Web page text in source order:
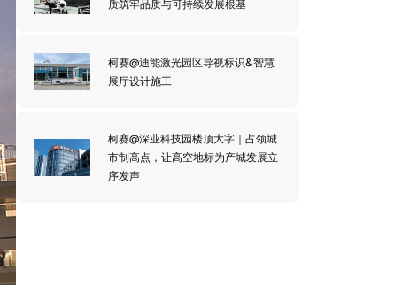
质筑牢品质与可持续发展根基
柯赛@迪能激光园区导视标识&智慧
展厅设计施工
柯赛@深业科技园楼顶大字｜占领城
市制高点，让高空地标为产城发展立
序发声